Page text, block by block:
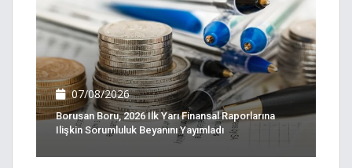
07/08/2026
Borusan Boru, 2026 Ilk Yarı Finansal Raporlarına
Ilişkin Sorumluluk Beyanını Yayımladı